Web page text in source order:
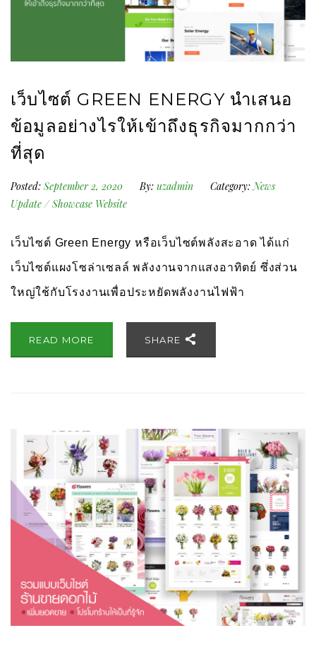
เว็บไซต์ GREEN ENERGY นำเสนอ
ข้อมูลอย่างไรให้เข้าถึงธุรกิจมากกว่า
ที่สุด
Posted: September 2, 2020 By: uzadmin Category: News
Update/Showcase Website
เว็บไซต์ Green Energy หรือเว็บไซต์พลังสะอาด ได้แก่
เว็บไซต์แผงโซล่าเซลล์ พลังงานจากแสงอาทิตย์ ซึ่งส่วน
ใหญ่ใช้กับโรงงานเพื่อประหยัดพลังงานไฟฟ้า
READ MORE SHARE